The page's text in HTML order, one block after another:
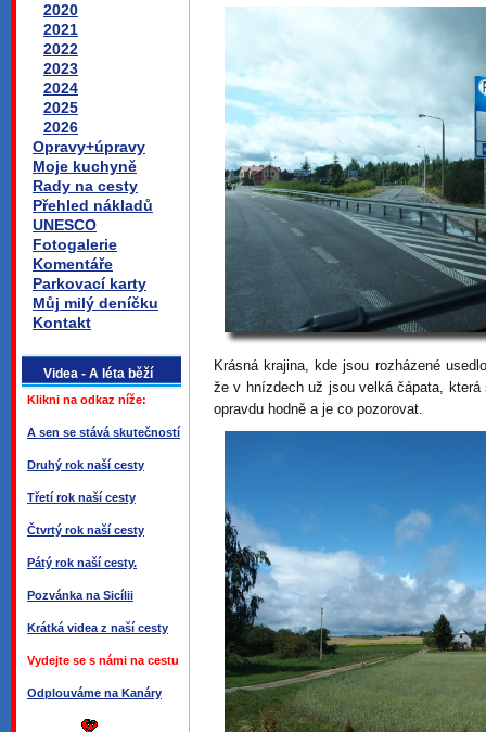
2020
2021
2022
2023
2024
2025
2026
Opravy+úpravy
Moje kuchyně
Rady na cesty
Přehled nákladů
UNESCO
Fotogalerie
Komentáře
Parkovací karty
Můj milý deníčku
Kontakt
Videa - A léta běží
Klikni na odkaz níže:
A sen se stává skutečností
Druhý rok naší cesty
Třetí rok naší cesty
Čtvrtý rok naší cesty
Pátý rok naší cesty.
Pozvánka na Sicílii
Krátká videa z naší cesty
Vydejte se s námi na cestu
Odplouváme na Kanáry
Krásná krajina, kde jsou rozházené
že v hnízdech už jsou velká čápata,
opravdu hodně a je co pozorovat.